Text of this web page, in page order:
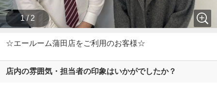
1 / 2
☆エールーム蒲田店をご利用のお客様☆
店内の雰囲気・担当者の印象はいかがでしたか？